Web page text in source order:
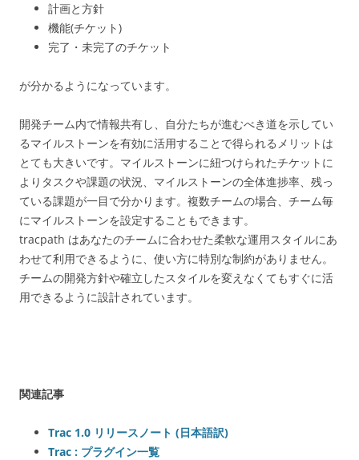
計画と方針
機能(チケット)
完了・未完了のチケット
が分かるようになっています。
開発チーム内で情報共有し、自分たちが進むべき道を示してい
るマイルストーンを有効に活用することで得られるメリットは
とても大きいです。マイルストーンに紐つけられたチケットに
よりタスクや課題の状況、マイルストーンの全体進捗率、残っ
ている課題が一目で分かります。複数チームの場合、チーム毎
にマイルストーンを設定することもできます。
tracpath はあなたのチームに合わせた柔軟な運用スタイルにあ
わせて利用できるように、使い方に特別な制約がありません。
チームの開発方針や確立したスタイルを変えなくてもすぐに活
用できるように設計されています。
関連記事
Trac 1.0 リリースノート (日本語訳)
Trac : プラグイン一覧